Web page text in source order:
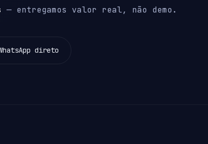
— entregamos valor real, não demo.
direto